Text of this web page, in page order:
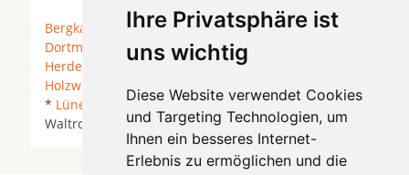
Ihre Privatsphäre ist
uns wichtig
Diese Website verwendet Cookies
und Targeting Technologien, um
Ihnen ein besseres Internet-
Erlebnis zu ermöglichen und die
Bergkamen * Bochum * Bönen *Castrop-Rauxel
Dortmund
Fröndenberg/Ruhr*
Herdecke
* Herdecke an der Ruhr *
Holzwickede
* Iserlohn * Iserlohn Hennen *
Kamen
* Lünen * Menden (Sauerland) * Schwerte *Unna*
Waltrop * Werne * Wetter (Ruhr) *Witten*